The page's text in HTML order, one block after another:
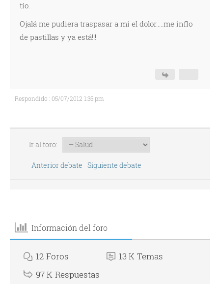
tío.
Ojalá me pudiera traspasar a mí el dolor.....me inflo
de pastillas y ya está!!!
Respondido : 05/07/2012 1:35 pm
Ir al foro:
Anterior debate Siguiente debate
Información del foro
12 Foros 13 K Temas
97 K Respuestas